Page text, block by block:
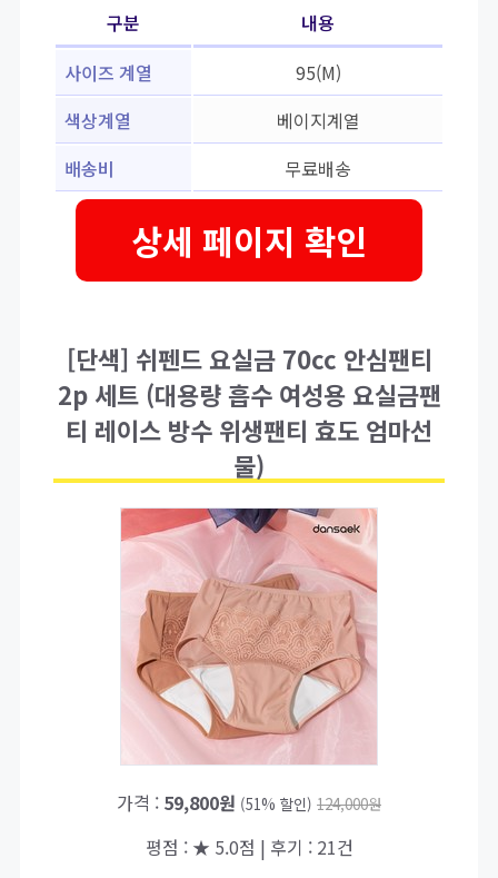
구분
내용
사이즈 계열
95(M)
색상계열
베이지계열
배송비
무료배송
상세 페이지 확인
[단색] 쉬펜드 요실금 70cc 안심팬티
2p 세트 (대용량 흡수 여성용 요실금팬
티 레이스 방수 위생팬티 효도 엄마선
물)
가격 : 59,800원 (51% 할인) 124,000원
평점 : ★ 5.0점 | 후기 : 21건